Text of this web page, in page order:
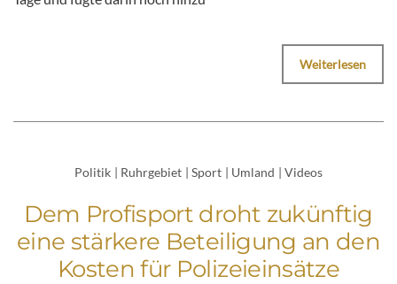
Weiterlesen
Politik Ruhrgebiet Sport Umland Videos
Dem Profisport droht zukünftig
eine stärkere Beteiligung an den
Kosten für Polizeieinsätze